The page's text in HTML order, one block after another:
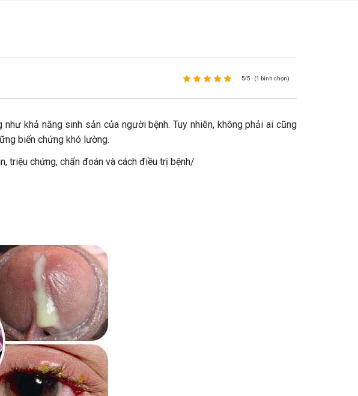
5/5 - (1 bình chọn)
khả năng sinh sản của người bệnh. Tuy nhiên, không phải ai cũng
biến chứng khó lường.
triệu chứng, chẩn đoán và cách điều trị bệnh/